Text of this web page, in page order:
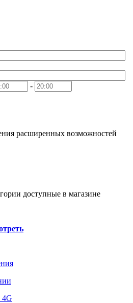
-
расширенных возможностей
доступные в магазине
4G